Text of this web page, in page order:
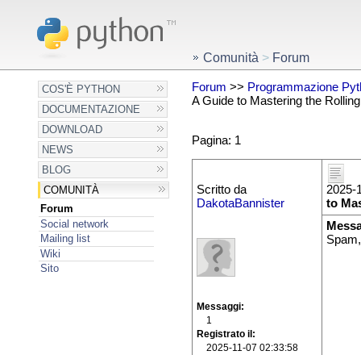
COS'È PYTHON
DOCUMENTAZIONE
DOWNLOAD
NEWS
BLOG
COMUNITÀ
Forum
Social network
Mailing list
Wiki
Sito
Comunità > Forum
Forum >> Programmazione
A Guide to Mastering the
Pagina: 1
Scritto da
DakotaBannister
Messaggi
1
Registrato il
2025-11-07 02:33:58
2025-
to